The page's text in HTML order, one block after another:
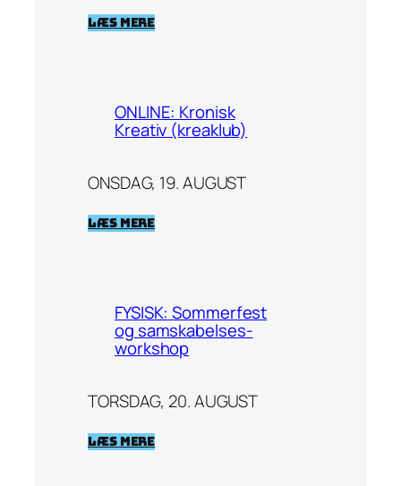
Læs mere
ONLINE: Kronisk
Kreativ (kreaklub)
ONSDAG, 19. AUGUST
Læs mere
FYSISK: Sommerfest
og samskabelses-
workshop
TORSDAG, 20. AUGUST
Læs mere